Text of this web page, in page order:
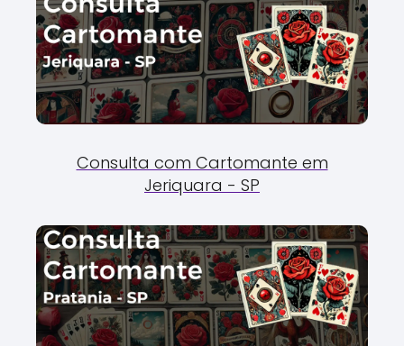
Consulta com Cartomante em
Jeriquara - SP